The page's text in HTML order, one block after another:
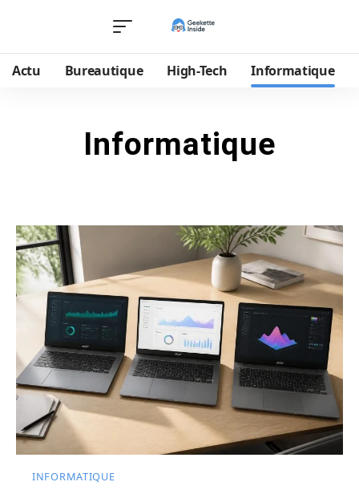
Actu Bureautique High-Tech Informatique
Informatique
INFORMATIQUE